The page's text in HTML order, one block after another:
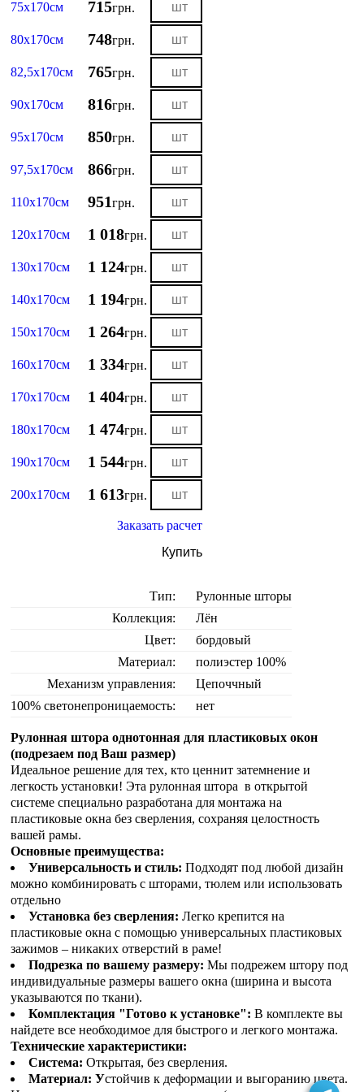
75х170см 715грн.
80х170см 748грн.
82,5х170см 765грн.
90х170см 816грн.
95х170см 850грн.
97,5х170см 866грн.
110х170см 951грн.
120х170см 1 018грн.
130х170см 1 124грн.
140х170см 1 194грн.
150х170см 1 264грн.
160х170см 1 334грн.
170х170см 1 404грн.
180х170см 1 474грн.
190х170см 1 544грн.
200х170см 1 613грн.
Заказать расчет
Купить
Тип:
Рулонные шторы
Коллекция:
Лён
Цвет:
бордовый
Материал:
полиэстер 100%
Механизм управления:
Цепоччный
100% светонепроницаемость:
нет
Рулонная штора однотонная для пластиковых окон
(подрезаем под Ваш размер)
Идеальное решение для тех, кто ценнит затемнение и
легкость установки! Эта рулонная штора в открытой
системе специально разработана для монтажа на
пластиковые окна без сверления, сохраняя целостность
вашей рамы.
Основные преимущества:
Универсальность и стиль: Подходят под любой дизайн
можно комбинировать с шторами, тюлем или использовать
отдельно
Установка без сверления: Легко крепится на
пластиковые окна с помощью универсальных пластиковых
зажимов – никаких отверстий в раме!
Подрезка по вашему размеру: Мы подрежем штору под
индивидуальные размеры вашего окна (ширина и высота
указываются по ткани).
Комплектация "Готово к установке": В комплекте вы
найдете все необходимое для быстрого и легкого монтажа.
Технические характеристики:
Система: Открытая, без сверления.
Материал: Устойчив к деформации и выгоранию цвета.